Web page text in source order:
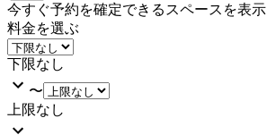
今すぐ予約を確定できるスペースを表示
料金を選ぶ
下限なし
〜
上限なし